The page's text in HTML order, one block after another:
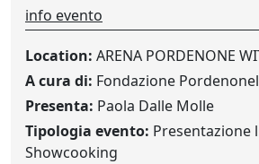
info evento
Location: ARENA PORDENONE
A cura di: Fondazione
Presenta: Paola Dalle Molle
Tipologia evento: Presentazione
Showcooking